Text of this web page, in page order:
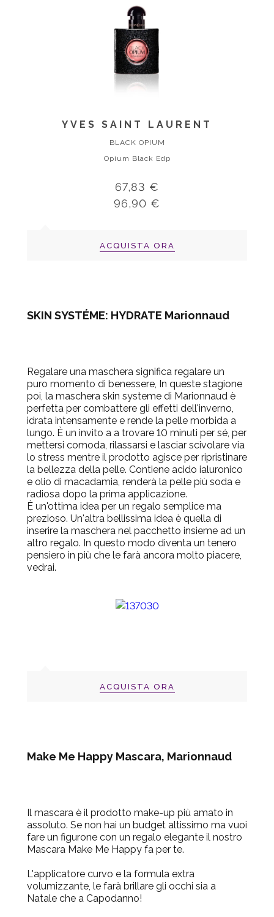
YVES SAINT LAURENT
BLACK OPIUM
Opium Black Edp
67,83 €
96,90 €
ACQUISTA ORA
SKIN SYSTÉME: HYDRATE Marionnaud
Regalare una maschera significa regalare un
puro momento di benessere, In queste stagione
poi, la maschera skin systeme di Marionnaud è
perfetta per combattere gli effetti dell'inverno,
idrata intensamente e rende la pelle morbida a
lungo. È un invito a a trovare 10 minuti per sé, per
mettersi comoda, rilassarsi e lasciar scivolare via
lo stress mentre il prodotto agisce per ripristinare
la bellezza della pelle. Contiene acido ialuronico
e olio di macadamia, renderà la pelle più soda e
radiosa dopo la prima applicazione.
È un'ottima idea per un regalo semplice ma
prezioso. Un'altra bellissima idea è quella di
inserire la maschera nel pacchetto insieme ad un
altro regalo. In questo modo diventa un tenero
pensiero in più che le farà ancora molto piacere,
vedrai.
ACQUISTA ORA
Make Me Happy Mascara, Marionnaud
Il mascara è il prodotto make-up più amato in
assoluto. Se non hai un budget altissimo ma vuoi
fare un figurone con un regalo elegante il nostro
Mascara Make Me Happy fa per te.
L'applicatore curvo e la formula extra
volumizzante, le farà brillare gli occhi sia a
Natale che a Capodanno!